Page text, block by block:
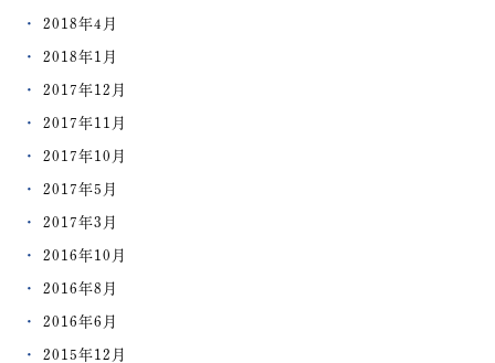
2018年4月
2018年1月
2017年12月
2017年11月
2017年10月
2017年5月
2017年3月
2016年10月
2016年8月
2016年6月
2015年12月